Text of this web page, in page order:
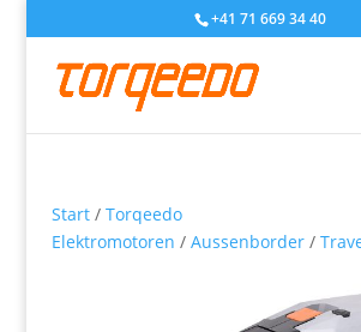
+41 71 669 34 40
Start/ Torqeedo
Elektromotoren / Aussenborder/